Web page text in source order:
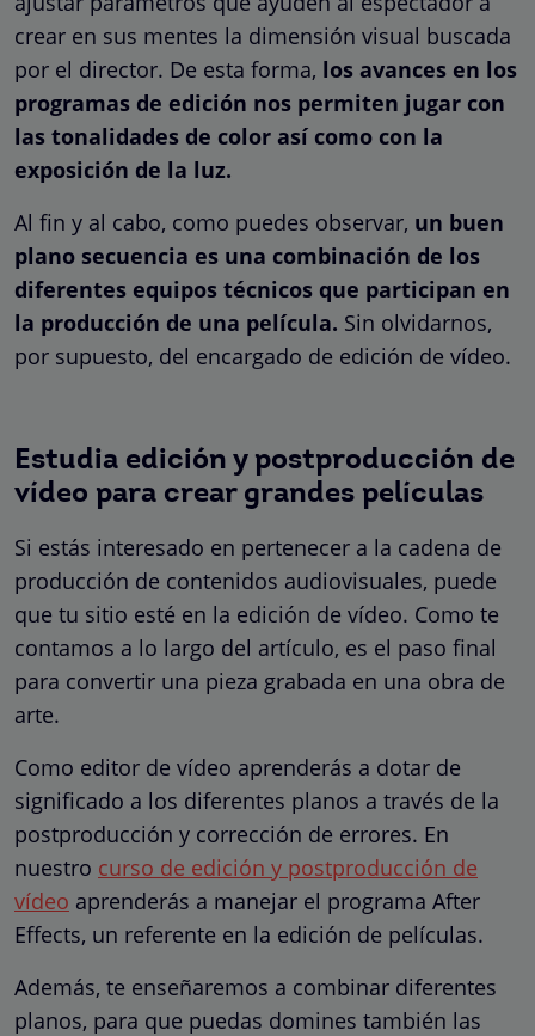
crear en sus mentes la dimensión visual buscada
por el director. De esta forma, los avances en los
programas de edición nos permiten jugar con
las tonalidades de color así como con la
exposición de la luz.
Al fin y al cabo, como puedes observar, un buen
plano secuencia es una combinación de los
diferentes equipos técnicos que participan en
la producción de una película. Sin olvidarnos,
por supuesto, del encargado de edición de vídeo.
Estudia edición y postproducción de
vídeo para crear grandes películas
Si estás interesado en pertenecer a la cadena de
producción de contenidos audiovisuales, puede
que tu sitio esté en la edición de vídeo. Como te
contamos a lo largo del artículo, es el paso final
para convertir una pieza grabada en una obra de
arte.
Como editor de vídeo aprenderás a dotar de
significado a los diferentes planos a través de la
postproducción y corrección de errores. En
nuestro curso de edición y postproducción de
vídeo aprenderás a manejar el programa After
Effects, un referente en la edición de películas.
Además, te enseñaremos a combinar diferentes
planos, para que puedas domines también las